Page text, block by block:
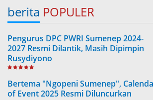
berita POPULER
Pengurus DPC PWRI Sumenep 2024-
2027 Resmi Dilantik, Masih Dipimpin
Rusydiyono
Bertema "Ngopeni Sumenep",
of Event 2025 Resmi Diluncurkan